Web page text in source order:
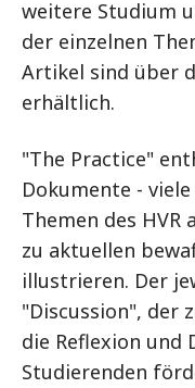
weitere Studium
der einzelnen
Artikel sind über
erhältlich.
"The Practice"
Dokumente -
Themen des
zu aktuellen
illustrieren. Der
"Discussion", der
die Reflexion und
Studierenden